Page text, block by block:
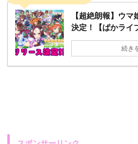
【超絶朗報】ウ
決定！【ぱかライ
続き